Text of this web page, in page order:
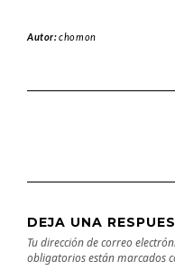
Autor:chomon
DEJA UNA
Tu dirección de correo
obligatorios están marcados